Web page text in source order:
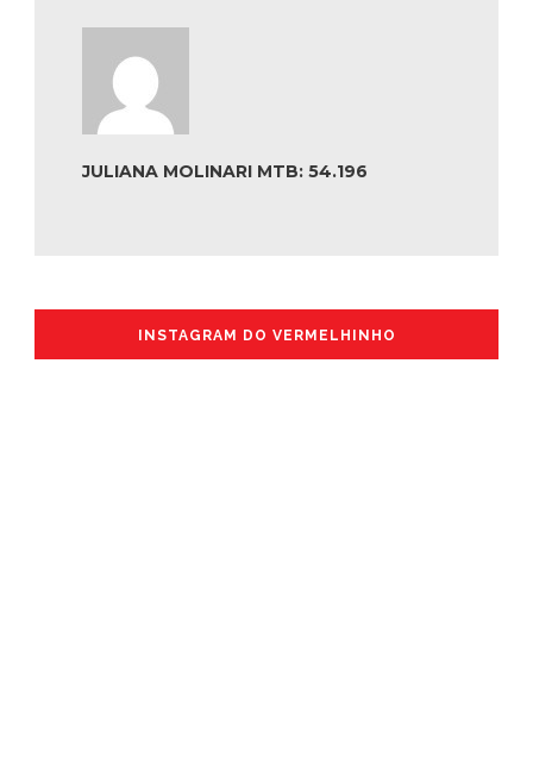
JULIANA MOLINARI MTB: 54.196
INSTAGRAM DO VERMELHINHO